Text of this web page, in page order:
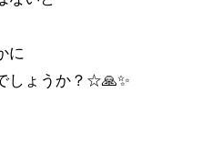
に
しょうか？☆🙏✨